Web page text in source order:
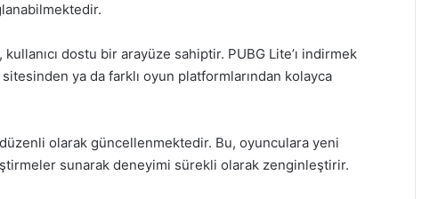
kullanıcı dostu bir arayüze sahiptir. PUBG Lite’ı indirmek
ya da farklı oyun platformlarından kolayca
olarak güncellenmektedir. Bu, oyunculara yeni
sunarak deneyimi sürekli olarak zenginleştirir.